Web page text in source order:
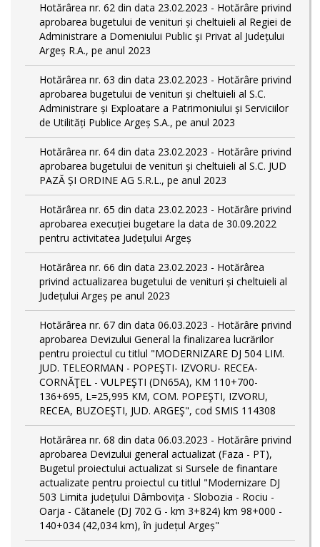
Hotărârea nr. 62 din data 23.02.2023 - Hotărâre privind
aprobarea bugetului de venituri și cheltuieli al Regiei de
Administrare a Domeniului Public și Privat al Județului
Argeș R.A., pe anul 2023
Hotărârea nr. 63 din data 23.02.2023 - Hotărâre privind
aprobarea bugetului de venituri și cheltuieli al S.C.
Administrare și Exploatare a Patrimoniului și Serviciilor
de Utilități Publice Argeș S.A., pe anul 2023
Hotărârea nr. 64 din data 23.02.2023 - Hotărâre privind
aprobarea bugetului de venituri și cheltuieli al S.C. JUD
PAZĂ ȘI ORDINE AG S.R.L., pe anul 2023
Hotărârea nr. 65 din data 23.02.2023 - Hotărâre privind
aprobarea execuției bugetare la data de 30.09.2022
pentru activitatea Județului Argeș
Hotărârea nr. 66 din data 23.02.2023 - Hotărârea
privind actualizarea bugetului de venituri și cheltuieli al
Județului Argeș pe anul 2023
Hotărârea nr. 67 din data 06.03.2023 - Hotărâre privind
aprobarea Devizului General la finalizarea lucrărilor
pentru proiectul cu titlul "MODERNIZARE DJ 504 LIM.
JUD. TELEORMAN - POPEŞTI- IZVORU- RECEA-
CORNĂŢEL - VULPEŞTI (DN65A), KM 110+700-
136+695, L=25,995 KM, COM. POPEŞTI, IZVORU,
RECEA, BUZOEŞTI, JUD. ARGEŞ", cod SMIS 114308
Hotărârea nr. 68 din data 06.03.2023 - Hotărâre privind
aprobarea Devizului general actualizat (Faza - PT),
Bugetul proiectului actualizat si Sursele de finantare
actualizate pentru proiectul cu titlul "Modernizare DJ
503 Limita județului Dâmbovița - Slobozia - Rociu -
Oarja - Cătanele (DJ 702 G - km 3+824) km 98+000 -
140+034 (42,034 km), în județul Argeș"